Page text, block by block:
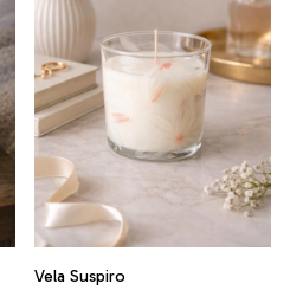
Vela Suspiro